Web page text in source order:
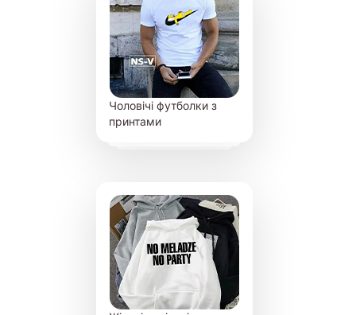
Чоловічі футболки з
принтами